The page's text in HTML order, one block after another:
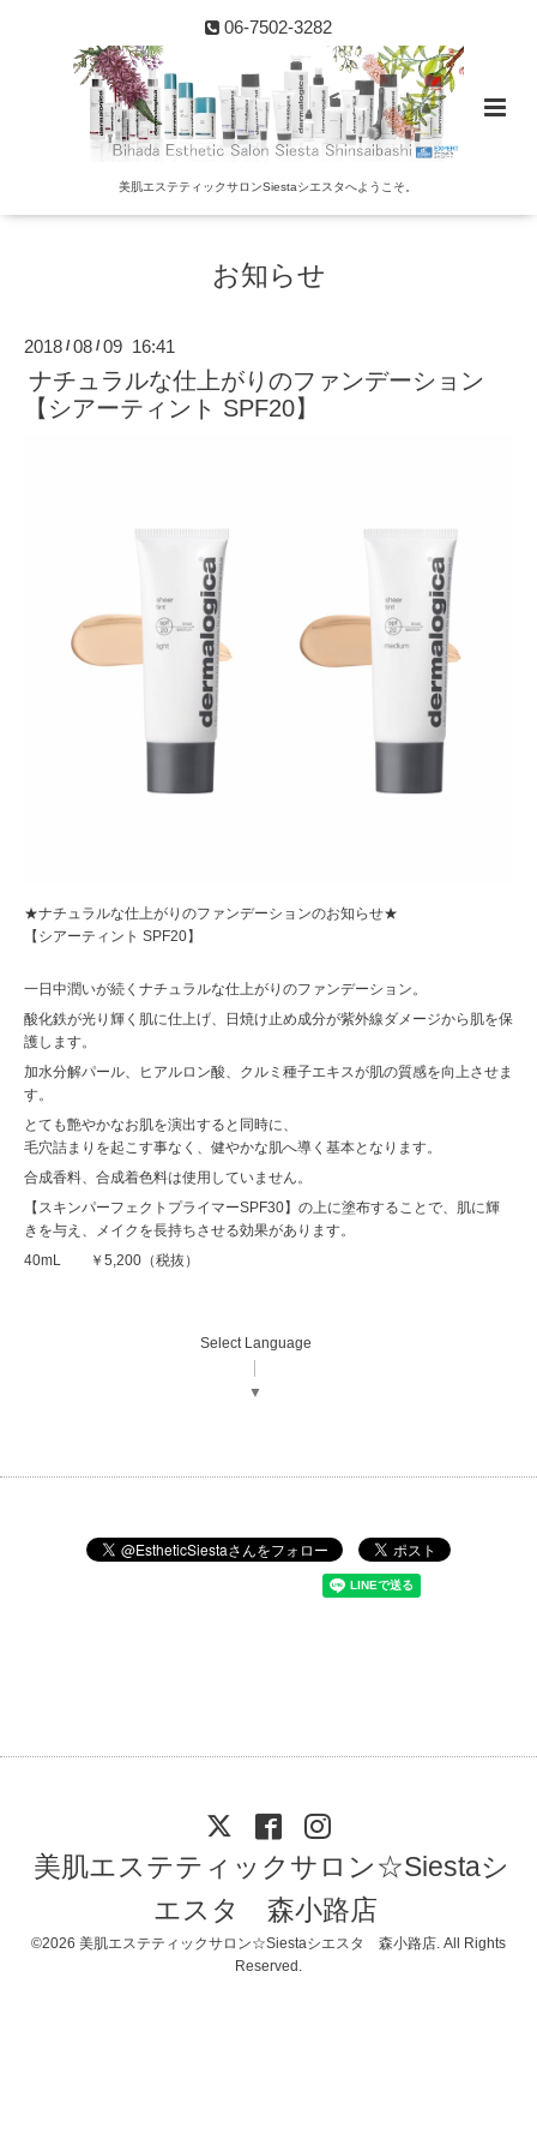
06-7502-3282
美肌エステティックサロンSiestaシエスタへようこそ。
お知らせ
2018 /08 /09 16:41
ナチュラルな仕上がりのファンデーション
【シアーティント SPF20】
★ナチュラルな仕上がりのファンデーションのお知らせ★
【シアーティント SPF20】
一日中潤いが続くナチュラルな仕上がりのファンデーション。
酸化鉄が光り輝く肌に仕上げ、日焼け止め成分が紫外線ダメージから肌を保
護します。
加水分解パール、ヒアルロン酸、クルミ種子エキスが肌の質感を向上させま
す。
とても艶やかなお肌を演出すると同時に、
毛穴詰まりを起こす事なく、健やかな肌へ導く基本となります。
合成香料、合成着色料は使用していません。
【スキンパーフェクトプライマーSPF30】の上に塗布することで、肌に輝
きを与え、メイクを長持ちさせる効果があります。
40mL ￥5,200（税抜）
Select Language
▼
美肌エステティックサロン☆Siestaシ
エスタ 森小路店
©2026 美肌エステティックサロン☆Siestaシエスタ 森小路店. All Rights
Reserved.